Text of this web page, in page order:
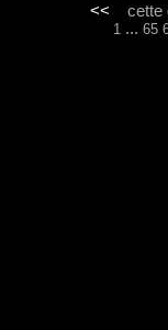
<< cette
1 ... 65